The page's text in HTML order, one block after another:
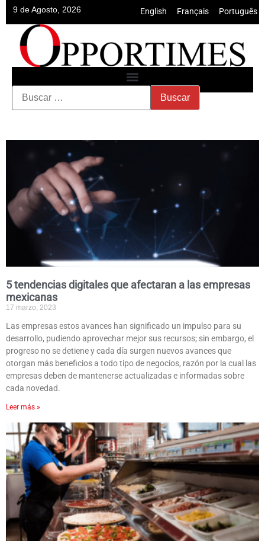
9 de Agosto, 2026 English Français Português
5 tendencias digitales que afectaran a las empresas
mexicanas
17 marzo, 2023
Las empresas estos avances han significado un impulso para su
desarrollo, pudiendo aprovechar mejor sus recursos; sin embargo, el
progreso no se detiene y cada día surgen nuevos avances que
otorgan más beneficios a todo tipo de negocios, razón por la cual las
empresas deben de mantenerse actualizadas e informadas sobre
cada novedad.
Leer más »